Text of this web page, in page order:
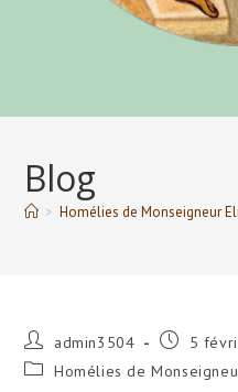
Blog
> Homélies de Monseigneur
Auteur/autrice
de
la
admin3504
Publication
5
Post Homélies de